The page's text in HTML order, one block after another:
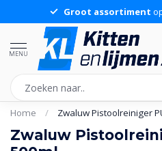
Groot assortiment
MENU
Home / Zwaluw Pistoolreiniger
Zwaluw